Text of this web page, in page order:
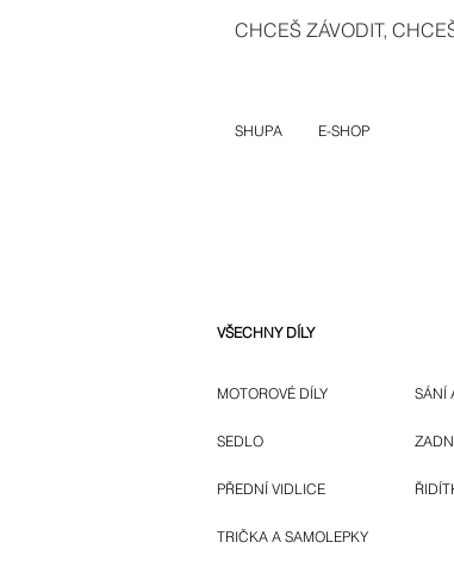
CHCEŠ ZÁVODIT,
SHUPA E-SHOP
VŠECHNY DÍLY
MOTOROVÉ DÍLY
SEDLO
PŘEDNÍ VIDLICE
SÁNÍ
TRIČKA A SAMOLEPKY